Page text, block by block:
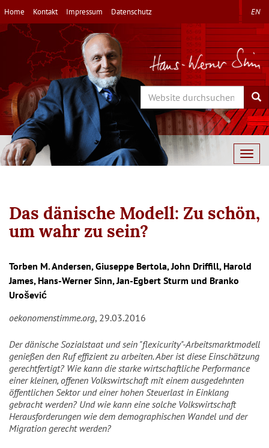
Direkt
zum
Inhalt
Home Kontakt Impressum Datenschutz EN
Search
Das dänische Modell: Zu schön,
um wahr zu sein?
Torben M. Andersen, Giuseppe Bertola, John Driffill, Harold
James, Hans-Werner Sinn, Jan-Egbert Sturm und Branko
Urošević
oekonomenstimme.org, 29.03.2016
Der dänische Sozialstaat und sein "flexicurity"-Arbeitsmarktmodell
genießen den Ruf effizient zu arbeiten. Aber ist diese Einschätzung
gerechtfertigt? Wie kann die starke wirtschaftliche Performance
einer kleinen, offenen Volkswirtschaft mit einem ausgedehnten
öffentlichen Sektor und einer hohen Steuerlast in Einklang
gebracht werden? Und wie kann eine solche Volkswirtschaft
Herausforderungen wie dem demographischen Wandel und der
Migration gerecht werden?